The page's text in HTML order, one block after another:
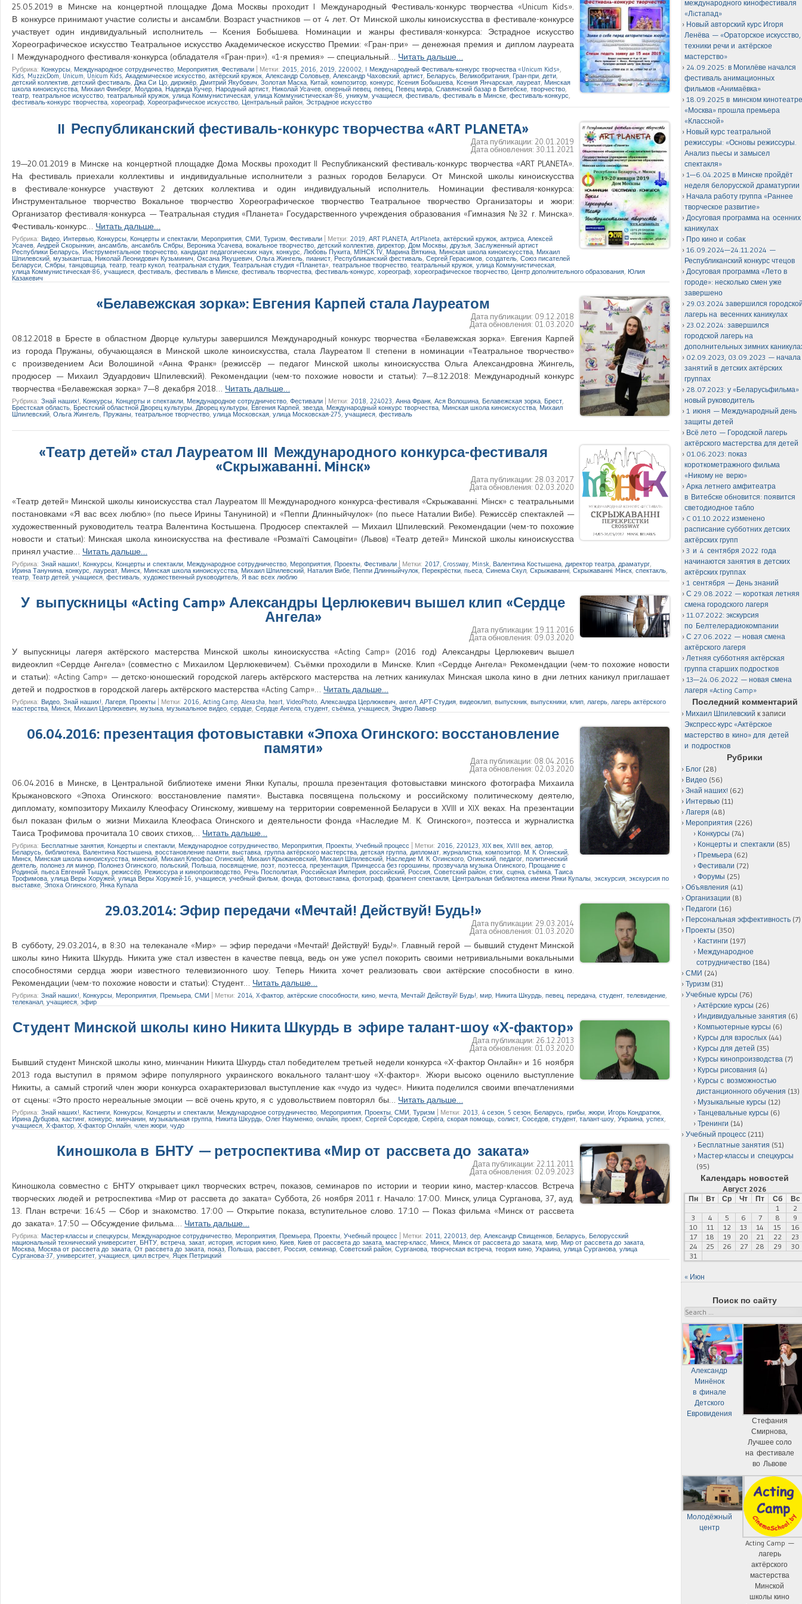
25.05.2019 в Минске на концертной площадке Дома Москвы проходит I Международный Фестиваль-конкурс творчества «Unicum Kids».
В конкурсе принимают участие солисты и ансамбли. Возраст участников — от 4 лет. От Минской школы киноискусства в фестивале-конкурсе
участвует один индивидуальный исполнитель — Ксения Бобышева. Номинации и жанры фестиваля-конкурса: Эстрадное искусство
Хореографическое искусство Театральное искусство Академическое искусство Премии: «Гран-при» — денежная премия и диплом лауреата
I Международного фестиваля-конкурса (обладателя «Гран-при»). «1-я премия» — специальный… Читать дальше…
Рубрика: Конкурсы Международное сотрудничество Мероприятия Фестивали Метки: 2015 2016 2019 220002 I Международный Фестиваль-конкурс творчества «Unicum Kids»
Kids, MuzzicDom, Unicum Unicum Kids Академическое искусство актёрский кружок Александр Соловьев Александр Чаховский артист Беларусь Великобритания Гран-при дети
детский коллектив детский фестиваль Джа Си Цо дирижёр Дмитрий Якубович Золотая Маска Китай ,композитор конкурс Ксения Бобышева ,Ксения Янчарская ,лауреат , Минская
школа киноискусства Михаил Финберг ,Молдова, Надежда Кучер Народный артист Николай Усачев оперный певец певец ,Певец мира Славянский базар в Витебске, творчество
театр театральное искусство театральный кружок улица Коммунистическая,улица Коммунистическая-86 уникум ,учащиеся фестиваль фестиваль в Минске фестиваль-конкурс
фестиваль-конкурс творчества хореограф Хореографическое искусство Центральный район Эстрадное искусство
II Республиканский фестиваль-конкурс творчества «АRT PLANETA»
Дата публикации: 20.01.2019
Дата обновления: 30.11.2021
19—20.01.2019 в Минске на концертной площадке Дома Москвы проходит II Республиканский фестиваль-конкурс творчества «АRT PLANETA».
На фестиваль приехали коллективы и индивидуальные исполнители з разных городов Беларуси. От Минской школы киноискусства
в фестивале-конкурсе участвуют 2 детских коллектива и один индивидуальный исполнитель. Номинации фестиваля-конкурса:
Инструментальное творчество Вокальное творчество Хореографическое творчество Театральное творчество Организаторы и жюри:
Организатор фестиваля-конкурса — Театральная студия «Планета» Государственного учреждения образования «Гимназия № 32 г. Минска».
Фестиваль-конкурс… Читать дальше…
Рубрика: Видео, Интервью, Конкурсы, Концерты и спектакли, Мероприятия, СМИ, Туризм, Фестивали Метки: 2019, АRT PLANETA, АrtPlaneta, актёрский кружок, актриса, Алексей
Усачев, Андрей Скорынкин, ансамбль, ансамбль Сябры, Вероника Усачева, вокальное творчество, детский коллектив, директор, Дом Москвы, друзья, Заслуженный артист
Республики Беларусь, Инструментальное творчество, кандидат педагогических наук, конкурс, Любовь Пукита, МIНСК TV, Марина Вяткина, Минская школа киноискусства, Михаил
Шпилевский, музыкантша, Николай Леонидович Кузьминич, Оксана Якушевич, Ольга Жингель, пианист, Республиканский фестиваль, Сергей Герасимов, создатель, Союз писателей
Беларуси, Сябры, танцовщица, театр, театр кукол, театральная студия, Театральная студия «Планета», театральное творчество, театральный кружок, улица Коммунистическая,
улица Коммунистическая-86, учащиеся, фестиваль, фестиваль в Минске, фестиваль творчества, фестиваль-конкурс, хореограф, хореографическое творчество, Центр дополнительного образования, Юлия
Казакевич
«Белавежская зорка»: Евгения Карпей стала Лауреатом
Дата публикации: 09.12.2018
Дата обновления: 01.03.2020
08.12.2018 в Бресте в областном Дворце культуры завершился Международный конкурс творчества «Белавежская зорка». Евгения Карпей
из города Пружаны, обучающаяся в Минской школе киноискусства, стала Лауреатом II степени в номинации «Театральное творчество»
с произведением Аси Волошиной «Анна Франк» (режиссёр — педагог Минской школы киноискусства Ольга Александровна Жингель,
продюсер — Михаил Эдуардович Шпилевский). Рекомендации (чем-то похожие новости и статьи): 7—8.12.2018: Международный конкурс
творчества «Белавежская зорка» 7—8 декабря 2018… Читать дальше…
Рубрика: Знай наших!, Конкурсы, Концерты и спектакли, Международное сотрудничество, Фестивали Метки: 2018, 224023, Анна Франк, Ася Волошина, Белавежская зорка, Брест,
Брестская область, Брестский областной Дворец культуры, Дворец культуры, Евгения Карпей, звезда, Международный конкурс творчества, Минская школа киноискусства, Михаил
Шпилевский, Ольга Жингель, Пружаны, театральное творчество, улица Московская, улица Московская-275, учащиеся, фестиваль
«Театр детей» стал Лауреатом III Международного конкурса-фестиваля
«Скрыжаванні. Mінск»
Дата публикации: 28.03.2017
Дата обновления: 02.03.2020
«Театр детей» Минской школы киноискусства стал Лауреатом III Международного конкурса-фестиваля «Скрыжаванні. Mінск» с театральными
постановками «Я вас всех люблю» (по пьесе Ирины Тануниной) и «Пеппи Длинныйчулок» (по пьесе Наталии Вибе). Режиссёр спектаклей —
художественный руководитель театра Валентина Костышена. Продюсер спектаклей — Михаил Шпилевский. Рекомендации (чем-то похожие
новости и статьи): Минская школа киноискусства на фестивале «Розмаїті Самоцвіти» (Львов) «Театр детей» Минской школы киноискусства
принял участие… Читать дальше…
Рубрика: Знай наших! Конкурсы Концерты и спектакли Международное сотрудничество Мероприятия Проекты Фестивали Метки: 2017 Crossway Minsk Валентина Костышена директор театра драматург
Ирина Танунина конкурс лауреат Минск Минская школа киноискусства Михаил Шпилевский Наталия Вибе Пеппи Длинныйчулок Перекрёстки пьеса Синема Скул Скрыжаванні ,Скрыжаванні. Mінск спектакль
театр Театр детей учащиеся,фестиваль, художественный руководитель Я вас всех люблю
У выпускницы «Acting Camp» Александры Церлюкевич вышел клип «Сердце
Ангела»
Дата публикации:19.11.2016
Дата обновления: 09.03.2020
У выпускницы лагеря актёрского мастерства Минской школы киноискусства «Acting Camp» (2016 год) Александры Церлюкевич вышел
видеоклип «Сердце Ангела» (совместно с Михаилом Церлюкевичем). Съёмки проходили в Минске. Клип «Сердце Ангела» Рекомендации (чем-то похожие новости
и статьи): «Acting Camp» — детско-юношеский городской лагерь актёрского мастерства на летних каникулах Минская школа кино в дни летних каникул приглашает
детей и подростков в городской лагерь актёрского мастерства «Acting Camp»… Читать дальше…
Рубрика: Видео Знай наших! Лагеря Проекты Метки: 2016 Acting Camp Alexasha heart VideoPhoto Александра Церлюкевич ангел АРТ-Студия видеоклип выпускник выпускники клип лагерь лагерь актёрского
мастерства, Минск Михаил Церлюкевич музыка музыкальное видео сердце Сердце Ангела студент съёмка учащиеся Эндрю Лавьер
06.04.2016: презентация фотовыставки «Эпоха Огинского: восстановление
памяти»
Дата публикации: 08.04.2016
Дата обновления: 02.03.2020
06.04.2016 в Минске, в Центральной библиотеке имени Янки Купалы, прошла презентация фотовыставки минского фотографа Михаила
Крыжановского «Эпоха Огинского: восстановление памяти». Выставка посвящена польскому и российскому политическому деятелю,
дипломату, композитору Михаилу Клеофасу Огинскому, жившему на территории современной Беларуси в XVIII и XIX веках. На презентации
был показан фильм о жизни Михаила Клеофаса Огинского и деятельности фонда «Наследие М. К. Огинского», поэтесса и журналистка
Таиса Трофимова прочитала 10 своих стихов,… Читать дальше…
Рубрика: Бесплатные занятия Концерты и спектакли Международное сотрудничество Мероприятия Проекты Учебный процесс Метки: 2016 220123 XIX век XVIII век автор
Беларусь библиотека Валентина Костышена восстановление памяти выставка группа актёрского мастерства детская группа дипломат журналистка композитор М. К. Огинский
Минск, Минская школа киноискусства минский Михаил Клеофас Огинский Михаил Крыжановский Михаил Шпилевский Наследие М. К. Огинского Огинский педагог политический
деятель полонез ля минор Полонез Огинского, польский Польша посвящение поэт,поэтесса презентация Принцесса без горошины прозвучала музыка Огинского Прощание с
Родиной пьеса Евгений Тыщук режиссёр Режиссура и кинопроизводство , Речь Посполитая Российская Империя российский, Россия Советский район стих сцена, съёмка Таиса
Трофимова улица Веры Хоружей улица Веры Хоружей-16 учащиеся, учебный фильм фонда фотовыставка фотограф фрагмент спектакля Центральная библиотека имени Янки Купалы экскурсия экскурсия по
выставке Эпоха Огинского, Янка Купала
29.03.2014: Эфир передачи «Мечтай! Действуй! Будь!»
Дата публикации: 29.03.2014
Дата обновления: 01.03.2020
В субботу, 29.03.2014, в 8:30 на телеканале «Мир» — эфир передачи «Мечтай! Действуй! Будь!». Главный герой — бывший студент Минской
школы кино Никита Шкурдь. Никита уже стал известен в качестве певца, ведь он уже успел покорить своими нетривиальными вокальными
способностями сердца жюри известного телевизионного шоу. Теперь Никита хочет реализовать свои актёрские способности в кино.
Рекомендации (чем-то похожие новости и статьи): Студент… Читать дальше…
Рубрика: Знай наших! Конкурсы Мероприятия Премьера СМИ Метки: 2014 X-фактор актёрские способности кино мечта Мечтай! Действуй! Будь! мир Никита Шкурдь певец передача студент телевидение
телеканал учащиеся ,эфир
Студент Минской школы кино Никита Шкурдь в эфире талант-шоу «Х-фактор»
Дата публикации: 26.12.2013
Дата обновления: 01.03.2020
Бывший студент Минской школы кино, минчанин Никита Шкурдь стал победителем третьей недели конкурса «Х-фактор Онлайн» и 16 ноября
2013 года выступил в прямом эфире популярного украинского вокального талант-шоу «Х-фактор». Жюри высоко оценило выступление
Никиты, а самый строгий член жюри конкурса охарактеризовал выступление как «чудо из чудес». Никита поделился своими впечатлениями
от сцены: «Это просто нереальные эмоции — всё очень круто, я с удовольствием повторял бы… Читать дальше…
Рубрика: Знай наших! Кастинги Конкурсы Концерты и спектакли Международное сотрудничество Мероприятия Проекты СМИ Туризм Метки: 2013 4 сезон 5 сезон Беларусь грибы жюри Игорь Кондратюк
Ирина Дубцова кастинг конкурс минчанин музыкальная группа , Никита Шкурдь Олег Науменко онлайн ,проект Сергей Сорседов ,Серёга скорая помощь солист Соседов, студент талант-шоу Украина, успех
учащиеся Х-фактор Х-фактор Онлайн член жюри чудо
Киношкола в БНТУ — ретроспектива «Мир от рассвета до заката»
Дата публикации: 22.11.2011
Дата обновления: 02.09.2023
Киношкола совместно с БНТУ открывает цикл творческих встреч, показов, семинаров по истории и теории кино, мастер-классов. Встреча
творческих людей и ретроспектива «Мир от рассвета до заката» Суббота, 26 ноября 2011 г. Начало: 17:00. Минск, улица Сурганова, 37, ауд.
13. План встречи: 16:45 — Сбор и знакомство. 17:00 — Открытие показа, вступительное слово. 17:10 — Показ фильма «Минск от рассвета
до заката». 17:50 — Обсуждение фильма.… Читать дальше…
Рубрика: Мастер-классы и спецкурсы Международное сотрудничество Мероприятия Премьера Проекты Учебный процесс Метки: 2011 220013 dep Александр Свищенков Беларусь Белорусский
национальный технический университет БНТУ ,встреча закат история история кино Киев Киев от рассвета до заката мастер-класс Минск Минск от рассвета до заката мир Мир от рассвета до заката
Москва Москва от рассвета до заката От рассвета до заката, показ Польша рассвет Россия семинар Советский район Сурганова творческая встреча теория кино Украина улица Сурганова,улица
Сурганова-37 университет учащиеся ,цикл встреч Яцек Петрицкий
международного кинофестиваля
«Лiстапад»
Новый авторский курс Игоря
Ленёва — «Ораторское искусство,
техники речи и актёрское
мастерство»
24.09.2025: в Могилёве начался
фестиваль анимационных
фильмов «Анимаёвка»
18.09.2025 в минском
«Москва» прошла премьера
«Классной»
Новый курс театральной
режиссуры: «Основы режиссуры.
Анализ пьесы и замысел
спектакля»
1—6.04.2025 в Минске пройдёт
неделя белорусской драматургии
Начала работу группа «Раннее
творческое развитие»
Досуговая программа на осенних
каникулах
Про кино и собак
16.09.2024—24.11.2024 —
Республиканский конкурс чтецов
Досуговая программа «Лето в
городе»: несколько смен уже
завершено
29.03.2024 завершился
лагерь на весенних каникулах
23.02.2024: завершился
городской лагерь на
дополнительных зимних
02.09.2023, 03.09.2023 — начала
занятий в детских актёрских
группах
28.07.2023: у «Беларусьфильма»
новый руководитель
1 июня — Международный день
защиты детей
Всё лето — Городской лагерь
актёрского мастерства для детей
01.06.2023: показ
короткометражного фильма
«Никому не верю»
Арка летнего амфитеатра
в Витебске обновится: появится
светодиодное табло
C 01.10.2022 изменено
расписание субботних детских
актёрских групп
3 и 4 сентября 2022 года
начинаются занятия в детских
актёрских группах
1 сентября — День знаний
С 29.08.2022 — короткая летняя
смена городского лагеря
11.07.2022: экскурсия
по Белтелерадиокомпании
С 27.06.2022 — новая смена
актёрского лагеря
Летняя субботняя актёрская
группа старших подростков
13—24.06.2022 — новая смена
лагеря «Acting Camp»
Последний комментарий
Михаил Шпилевский к записи
Экспресс-курс «Актёрское
мастерство в кино» для детей
и подростков
Рубрики
Блог (28)
Видео (56)
Знай наших! (62)
Интервью (11)
Лагеря (48)
Мероприятия (226)
Конкурсы (74)
Концерты и спектакли (85)
Премьера (62)
Фестивали (72)
Форумы (25)
Объявления (41)
Организации (8)
Педагоги (16)
Персональная эффективность (7)
Проекты (350)
Кастинги (197)
Международное
сотрудничество (184)
СМИ (24)
Туризм (31)
Учебные курсы (76)
Актёрские курсы (26)
Индивидуальные занятия (6)
Компьютерные курсы (6)
Курсы для взрослых (44)
Курсы для детей (35)
Курсы кинопроизводства (7)
Курсы рисования (4)
Курсы с возможностью
дистанционного обучения (13)
Музыкальные курсы (12)
Танцевальные курсы (6)
Тренинги (14)
Учебный процесс (211)
Бесплатные занятия (51)
Мастер-классы и спецкурсы
(95)
Календарь новостей
Август 2026
Пн
Вт Ср Чт Пт Сб
Вс
1
2
3
4 5 6 7 8
9
10
11 12 13 14 15
16
17
18 19 20 21 22
23
24
25 26 27 28 29
30
31
« Июн
Поиск по сайту
Search
Александр
Минёнок
в финале
Детского
Евровидения
Стефания
Смирнова,
Лучшее соло
на фестивале
во Львове
Молодёжный
центр
Acting Camp —
лагерь
актёрского
мастерства
Минской
школы кино